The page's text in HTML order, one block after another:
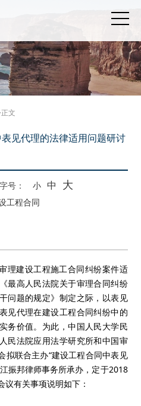
文
见代理的法律适用问题研讨
号： 小 中 大
工程合同
理建设工程施工合同纠纷案件适
最高人民法院关于审理合同纠纷
问题的规定》制定之际，以表见
见代理在建设工程合同纠纷中的
务价值。为此，中国人民大学民
民法院应用法学研究所和中国审
拟联合主办“建设工程合同中表见
振邦律师事务所承办，定于2018
有关事项说明如下：